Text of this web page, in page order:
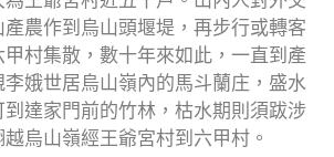
農作到烏山頭堰堤，再步行或轉客
村集散，數十年來如此，一直到產
娥世居烏山嶺內的馬斗蘭庄，盛水
達家門前的竹林，枯水期則須跋涉
烏山嶺經王爺宮村到六甲村。